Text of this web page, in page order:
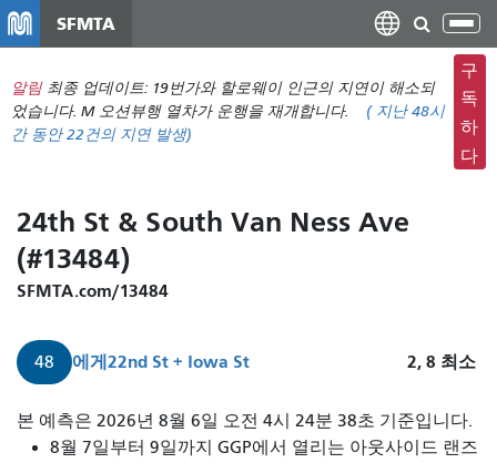
텐
츠
뛰
SFMTA
탐
색
메
뉴
전
환
알림 최종 업데이트: 19번가와 할로웨이 인근의 지연이 해소되
었습니다. M 오션뷰행 열차가 운행을 재개합니다.
( 지난 48시
간 동안22건의 지연 발생)
구
독
하
다
24th St & South Van Ness Ave
(#13484)
SFMTA.com/13484
48 에게22nd St + Iowa St 2, 8 최소
48
퀸
본 예측은 2026년 8월 6일 오전 4시 24분 38초 기준입니다.
8월 7일부터 9일까지 GGP에서 열리는 아웃사이드 랜즈